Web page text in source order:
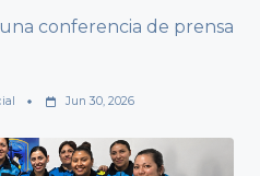
conferencia de prensa
Jun 30, 2026